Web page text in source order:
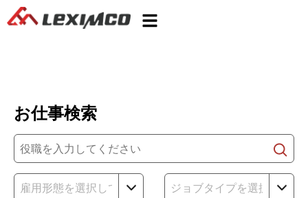
お仕事検索